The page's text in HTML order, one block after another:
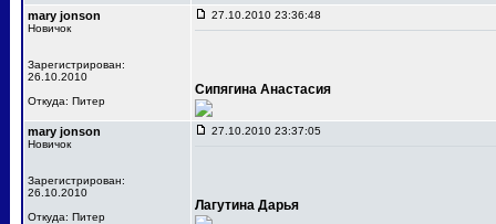
mary jonson
Новичок
Зарегистрирован:
26.10.2010
Откуда: Питер
27.10.2010 23:36:48
Сипягина Анастасия
mary jonson
Новичок
Зарегистрирован:
26.10.2010
Откуда: Питер
27.10.2010 23:37:05
Лагутина Дарья